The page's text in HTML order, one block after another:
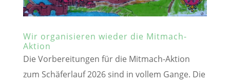
Wir organisieren wieder die Mitmach-
Aktion
Die Vorbereitungen für die Mitmach-Aktion
zum Schäferlauf 2026 sind in vollem Gange. Die